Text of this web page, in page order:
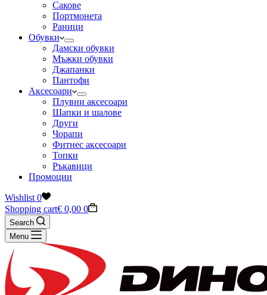
Сакове
Портмонета
Раници
Обувки
Дамски обувки
Мъжки обувки
Джапанки
Пантофи
Аксесоари
Плувни аксесоари
Шапки и шалове
Други
Чорапи
Фитнес аксесоари
Топки
Ръкавици
Промоции
Wishlist 0
Shopping cart€ 0,00 0
Search
Menu